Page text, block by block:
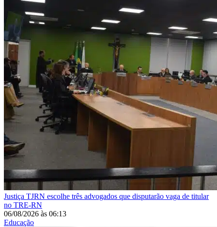
Justiça TJRN escolhe três advogados que disputarão vaga de titular
no TRE-RN
06/08/2026 às 06:13
Educação